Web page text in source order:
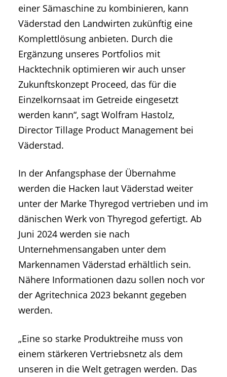
einer Sämaschine zu kombinieren, kann
Väderstad den Landwirten zukünftig eine
Komplettlösung anbieten. Durch die
Ergänzung unseres Portfolios mit
Hacktechnik optimieren wir auch unser
Zukunftskonzept Proceed, das für die
Einzelkornsaat im Getreide eingesetzt
werden kann“, sagt Wolfram Hastolz,
Director Tillage Product Management bei
Väderstad.
In der Anfangsphase der Übernahme
werden die Hacken laut Väderstad weiter
unter der Marke Thyregod vertrieben und im
dänischen Werk von Thyregod gefertigt. Ab
Juni 2024 werden sie nach
Unternehmensangaben unter dem
Markennamen Väderstad erhältlich sein.
Nähere Informationen dazu sollen noch vor
der Agritechnica 2023 bekannt gegeben
werden.
„Eine so starke Produktreihe muss von
einem stärkeren Vertriebsnetz als dem
unseren in die Welt getragen werden. Das